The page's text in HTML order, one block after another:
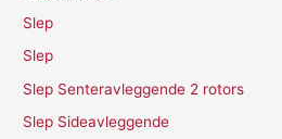
Slep
Slep
Slep Senteravleggende 2 rotors
Slep Sideavleggende